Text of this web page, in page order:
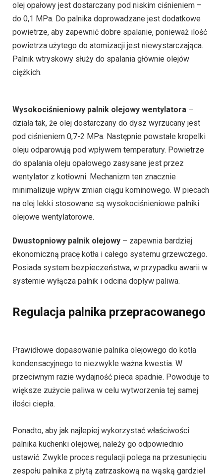
olej opałowy jest dostarczany pod niskim ciśnieniem –
do 0,1 MPa. Do palnika doprowadzane jest dodatkowe
powietrze, aby zapewnić dobre spalanie, ponieważ ilość
powietrza użytego do atomizacji jest niewystarczająca.
Palnik wtryskowy służy do spalania głównie olejów
ciężkich.
Wysokociśnieniowy palnik olejowy wentylatora –
działa tak, że olej dostarczany do dysz wyrzucany jest
pod ciśnieniem 0,7-2 MPa. Następnie powstałe kropelki
oleju odparowują pod wpływem temperatury. Powietrze
do spalania oleju opałowego zasysane jest przez
wentylator z kotłowni. Mechanizm ten znacznie
minimalizuje wpływ zmian ciągu kominowego. W piecach
na olej lekki stosowane są wysokociśnieniowe palniki
olejowe wentylatorowe.
Dwustopniowy palnik olejowy – zapewnia bardziej
ekonomiczną pracę kotła i całego systemu grzewczego.
Posiada system bezpieczeństwa, w przypadku awarii w
systemie wyłącza palnik i odcina dopływ paliwa.
Regulacja palnika przepracowanego
Prawidłowe dopasowanie palnika olejowego do kotła
kondensacyjnego to niezwykle ważna kwestia. W
przeciwnym razie wydajność pieca spadnie. Powoduje to
większe zużycie paliwa w celu wytworzenia tej samej
ilości ciepła.
Ponadto, aby jak najlepiej wykorzystać właściwości
palnika kuchenki olejowej, należy go odpowiednio
ustawić. Zwykle proces regulacji polega na przesunięciu
zespołu palnika z płytą zatrzaskową na wąską gardziel